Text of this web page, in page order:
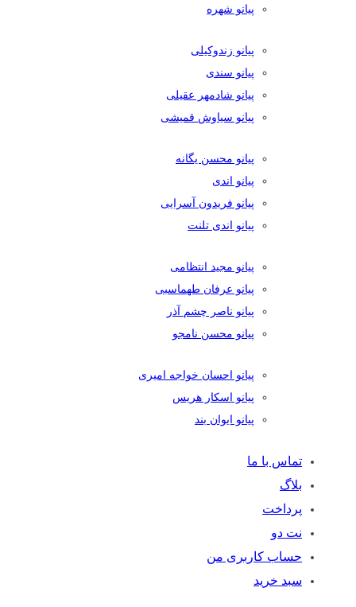
پیانو شهره
پیانو زندوکیلی
پیانو سندی
پیانو شادمهر عقیلی
پیانو سیاوش قمیشی
پیانو محسن یگانه
پیانو اندی
پیانو فریدون آسرایی
پیانو اندی تلنت
پیانو مجید انتظامی
پیانو عرفان طهماسبی
پیانو ناصر چشم آذر
پیانو محسن نامجو
پیانو احسان خواجه امیری
پیانو اسکار هریس
پیانو ایوان بند
تماس با ما
بلاگ
پرداخت
نت دو
حساب کاربری من
سبد خرید